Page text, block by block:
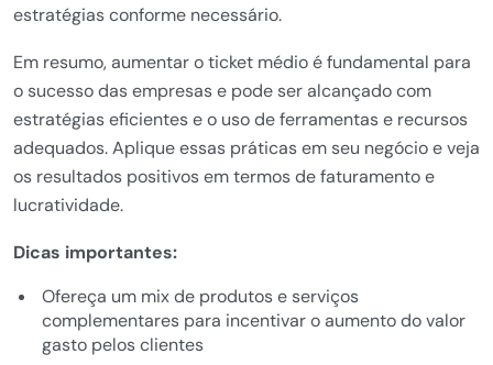
estratégias conforme necessário.
Em resumo, aumentar o ticket médio é fundamental para
o sucesso das empresas e pode ser alcançado com
estratégias eficientes e o uso de ferramentas e recursos
adequados. Aplique essas práticas em seu negócio e veja
os resultados positivos em termos de faturamento e
lucratividade.
Dicas importantes:
Ofereça um mix de produtos e serviços
complementares para incentivar o aumento do valor
gasto pelos clientes